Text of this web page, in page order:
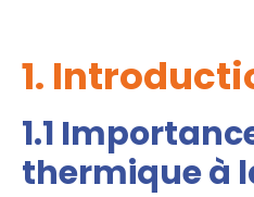
1.
1.1
thermique à